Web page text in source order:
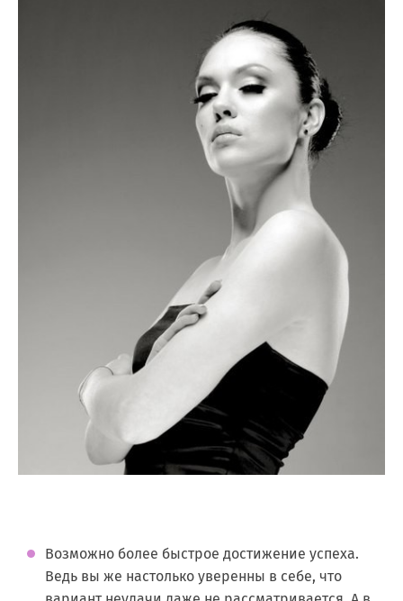
Возможно более быстрое достижение успеха.
Ведь вы же настолько уверенны в себе, что